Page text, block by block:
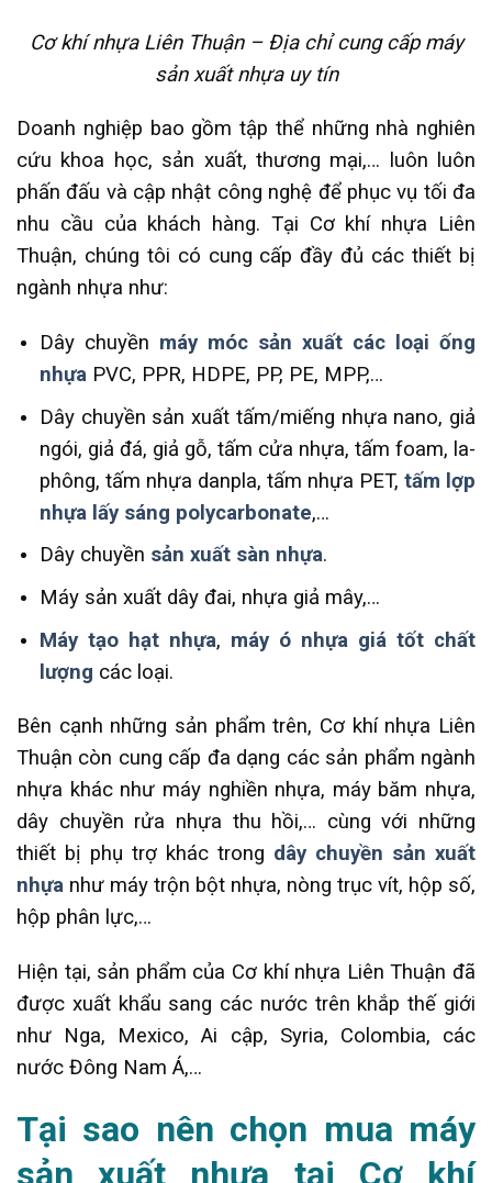
Cơ khí nhựa Liên Thuận – Địa chỉ cung cấp máy
sản xuất nhựa uy tín
Doanh nghiệp bao gồm tập thể những nhà nghiên
cứu khoa học, sản xuất, thương mại,… luôn luôn
phấn đấu và cập nhật công nghệ để phục vụ tối đa
nhu cầu của khách hàng. Tại Cơ khí nhựa Liên
Thuận, chúng tôi có cung cấp đầy đủ các thiết bị
ngành nhựa như:
Dây chuyền máy móc sản xuất các loại ống
nhựaPVC, PPR, HDPE, PP, PE, MPP,…
Dây chuyền sản xuất tấm/miếng nhựa nano, giả
ngói, giả đá, giả gỗ, tấm cửa nhựa, tấm foam, la-
phông, tấm nhựa danpla, tấm nhựa PET, tấm lợp
nhựa lấy sáng polycarbonate,…
Dây chuyền sản xuất sàn nhựa.
Máy sản xuất dây đai, nhựa giả mây,…
Máy tạo hạt nhựa, máy ó nhựa giá tốt chất
lượng các loại.
Bên cạnh những sản phẩm trên, Cơ khí nhựa Liên
Thuận còn cung cấp đa dạng các sản phẩm ngành
nhựa khác như máy nghiền nhựa, máy băm nhựa,
dây chuyền rửa nhựa thu hồi,… cùng với những
thiết bị phụ trợ khác trong dây chuyền sản xuất
nhựa như máy trộn bột nhựa, nòng trục vít, hộp số,
hộp phân lực,…
Hiện tại, sản phẩm của Cơ khí nhựa Liên Thuận đã
được xuất khẩu sang các nước trên khắp thế giới
như Nga, Mexico, Ai cập, Syria, Colombia, các
nước Đông Nam Á,…
Tại sao nên chọn mua máy
sản xuất nhựa tại Cơ khí